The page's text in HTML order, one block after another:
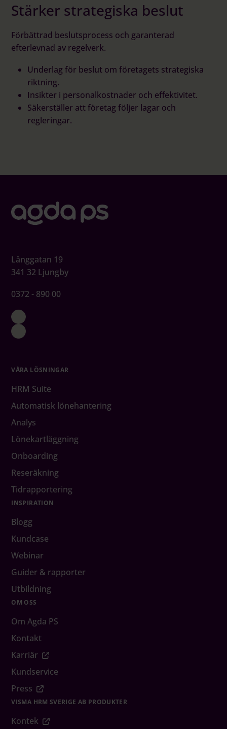
Stärker strategiska beslut
Förbättrad beslutsprocess och garanterad
efterlevnad av regelverk.
Underlag för beslut om företagets strategiska
riktning.
Insikter i personalkostnader och effektivitet.
Säkerställer att företag följer lagar och
regleringar.
Långgatan 19
341 32 Ljungby
0372 - 890 00
VÅRA LÖSNINGAR
HRM Suite
Automatisk lönehantering
Analys
Lönekartläggning
Onboarding
Reseräkning
Tidrapportering
INSPIRATION
Blogg
Kundcase
Webinar
Guider & rapporter
Utbildning
OM OSS
Om Agda PS
Kontakt
Karriär
Kundservice
Press
VISMA HRM SVERIGE AB PRODUKTER
Kontek